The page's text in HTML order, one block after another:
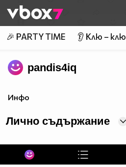
👾
🎉 PARTY TIME 👂 Клю – клю
pandis4iq
Инфо
Лично съдържание